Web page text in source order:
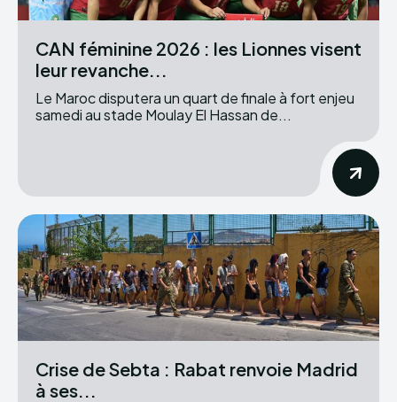
CAN féminine 2026 : les Lionnes visent
leur revanche...
Le Maroc disputera un quart de finale à fort enjeu
samedi au stade Moulay El Hassan de...
Crise de Sebta : Rabat renvoie Madrid
à ses...